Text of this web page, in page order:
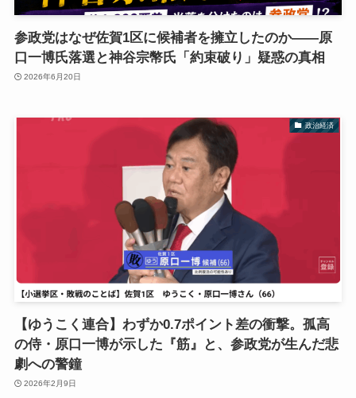
参政党はなぜ佐賀1区に候補者を擁立したのか――原
口一博氏落選と神谷宗幣氏「約束破り」疑惑の真相
2026年6月20日
政治経済
【ゆうこく連合】わずか0.7ポイント差の衝撃。孤高
の侍・原口一博が示した『筋』と、参政党が生んだ悲
劇への警鐘
2026年2月9日